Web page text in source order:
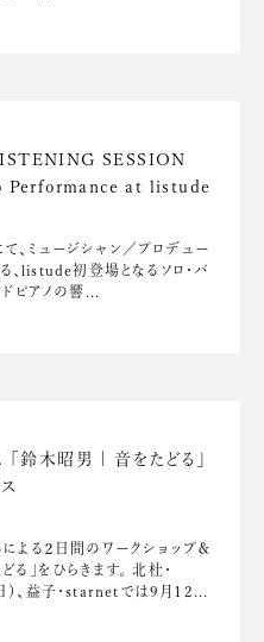
SESSION
Performance at listude
ミュージシャン／プロデュー
listude初登場となるソロ・パ
ピアノの響...
木昭男 | 音をたどる」
よる２日間のワークショップ＆
」をひらきます。 北杜・
、益子・starnetでは9月12...